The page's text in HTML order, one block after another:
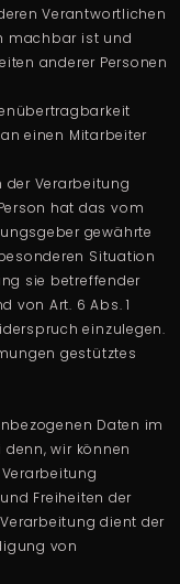
Verantwortlichen
machbar ist und
anderer Personen
einen Mitarbeiter
der Verarbeitung
hat das vom
gewährte
Situation
sie betreffender
von Art. 6 Abs. 1
einzulegen.
gestütztes
Daten im
wir können
Freiheiten der
dient der
von